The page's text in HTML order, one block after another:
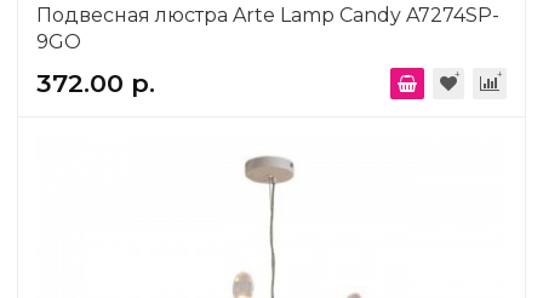
Подвесная люстра Arte Lamp Candy A7274SP-
9GO
372.00 р.